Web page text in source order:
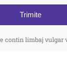
Trimite
contin limbaj vulgar